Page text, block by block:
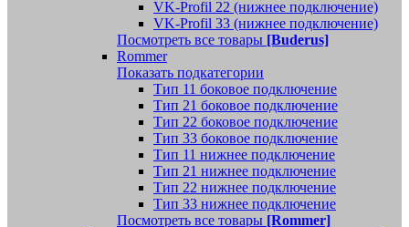
VK-Profil 22 (нижнее подключение)
VK-Profil 33 (нижнее подключение)
Посмотреть все товары [Buderus]
Rommer
Показать подкатегории
Тип 11 боковое подключение
Тип 21 боковое подключение
Тип 22 боковое подключение
Тип 33 боковое подключение
Тип 11 нижнее подключение
Тип 21 нижнее подключение
Тип 22 нижнее подключение
Тип 33 нижнее подключение
Посмотреть все товары [Rommer]